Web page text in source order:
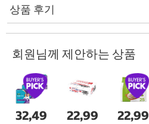
상품 후기
회원님께 제안하는 상품
32,49
22,99
22,99